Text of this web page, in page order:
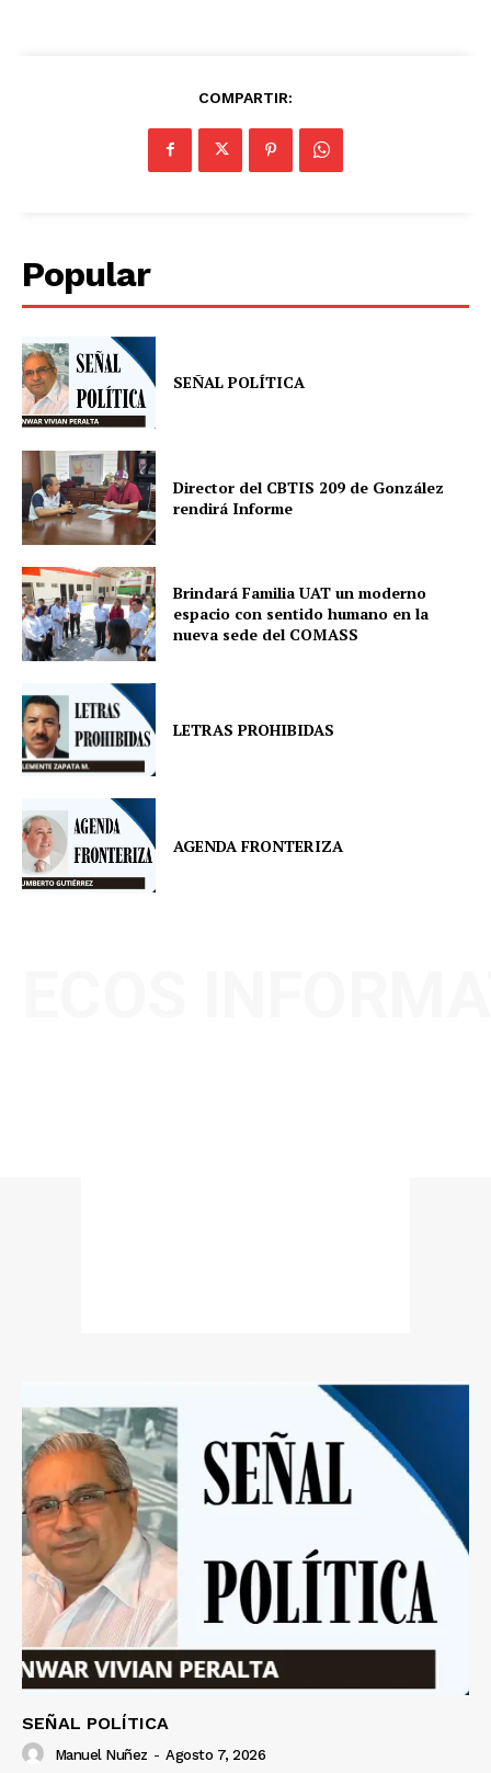
COMPARTIR:
Popular
SEÑAL POLÍTICA
Director del CBTIS 209 de González
rendirá Informe
Brindará Familia UAT un moderno
espacio con sentido humano en la
nueva sede del COMASS
LETRAS PROHIBIDAS
AGENDA FRONTERIZA
SEÑAL POLÍTICA
Manuel Nuñez - Agosto 7, 2026